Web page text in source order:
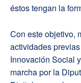
éstos tengan la
Con este objetivo,
actividades
Innovación Social
marcha por la